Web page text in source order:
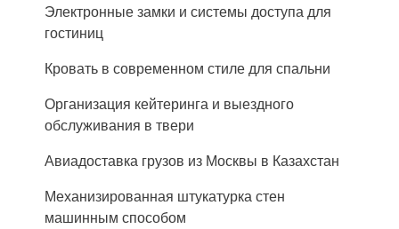
Электронные замки и системы доступа для
гостиниц
Кровать в современном стиле для спальни
Организация кейтеринга и выездного
обслуживания в твери
Авиадоставка грузов из Москвы в Казахстан
Механизированная штукатурка стен
машинным способом